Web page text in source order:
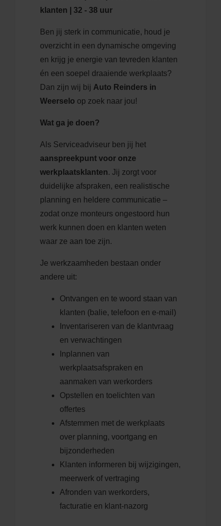
klanten | 32 - 38 uur
Ben jij sterk in communicatie, houd je
overzicht in een dynamische omgeving
en krijg je energie van tevreden klanten
én een soepel draaiende werkplaats?
Dan zijn wij bij Auto Reinders in
Weerselo op zoek naar jou!
Wat ga je doen?
Als Serviceadviseur ben jij het
aanspreekpunt voor onze
werkplaatsklanten. Jij zorgt voor
duidelijke afspraken, een realistische
planning en heldere communicatie –
zodat onze monteurs ongestoord hun
werk kunnen doen en klanten weten
waar ze aan toe zijn.
Je werkzaamheden bestaan onder
andere uit:
Ontvangen en te woord staan van
klanten (balie, telefoon en e-mail)
Inventariseren van de klantvraag
en verwachtingen
Inplannen van
werkplaatsafspraken en
aanmaken van werkorders
Opstellen en toelichten van
offertes
Afstemmen met de werkplaats
over planning, voortgang en
bijzonderheden
Klanten informeren bij wijzigingen,
meerwerk of vertraging
Afronden van werkorders,
facturatie en klant-nazorg